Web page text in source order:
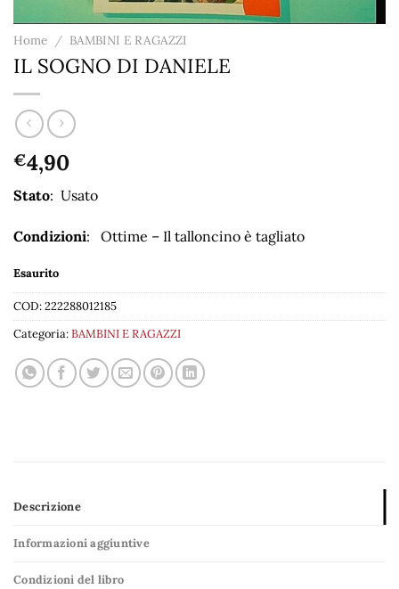
Home / BAMBINI E RAGAZZI
IL SOGNO DI DANIELE
€4,90
Stato: Usato
Condizioni: Ottime – Il talloncino è tagliato
Esaurito
COD:222288012185
Categoria:BAMBINI E RAGAZZI
Descrizione
Informazioni aggiuntive
Condizioni del libro